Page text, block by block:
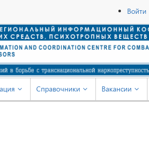
Войти
Справочники Вакансии